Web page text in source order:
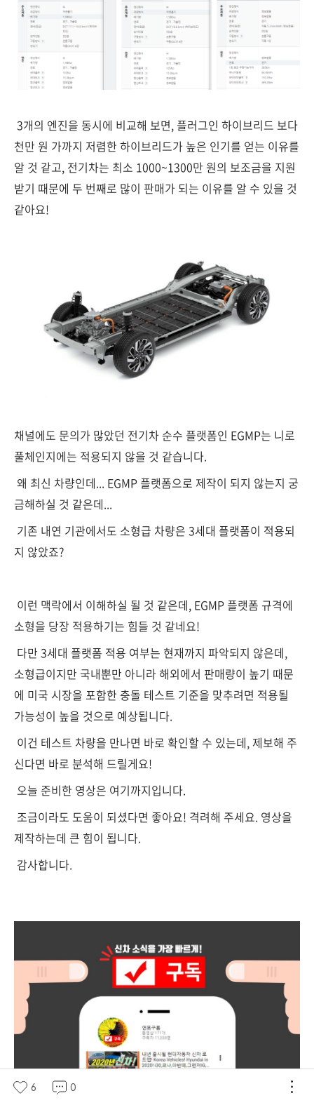
3개의 엔진을 동시에 비교해 보면, 플러그인 하이브리드 보다
천만 원 가까지 저렴한 하이브리드가 높은 인기를 얻는 이유를
알 것 같고, 전기차는 최소 1000~1300만 원의 보조금을 지원
받기 때문에 두 번째로 많이 판매가 되는 이유를 알 수 있을 것
같아요!
채널에도 문의가 많았던 전기차 순수 플랫폼인 EGMP는 니로
풀체인지에는 적용되지 않을 것 같습니다.
왜 최신 차량인데... EGMP 플랫폼으로 제작이 되지 않는지 궁
금해하실 것 같은데...
기존 내연 기관에서도 소형급 차량은 3세대 플랫폼이 적용되
지 않았죠?
이런 맥락에서 이해하실 될 것 같은데, EGMP 플랫폼 규격에
소형을 당장 적용하기는 힘들 것 같네요!
다만 3세대 플랫폼 적용 여부는 현재까지 파악되지 않은데,
소형급이지만 국내뿐만 아니라 해외에서 판매량이 높기 때문
에 미국 시장을 포함한 충돌 테스트 기준을 맞추려면 적용될
가능성이 높을 것으로 예상됩니다.
이건 테스트 차량을 만나면 바로 확인할 수 있는데, 제보해 주
신다면 바로 분석해 드릴게요!
오늘 준비한 영상은 여기까지입니다.
조금이라도 도움이 되셨다면 좋아요! 격려해 주세요. 영상을
제작하는데 큰 힘이 됩니다.
감사합니다.
6 0